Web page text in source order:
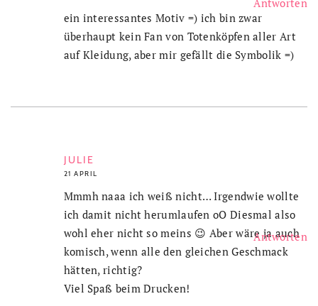
ein interessantes Motiv =) ich bin zwar
überhaupt kein Fan von Totenköpfen aller Art
auf Kleidung, aber mir gefällt die Symbolik =)
JULIE
21 APRIL
Antworten
Mmmh naaa ich weiß nicht… Irgendwie wollte
ich damit nicht herumlaufen oO Diesmal also
wohl eher nicht so meins 😉 Aber wäre ja auch
komisch, wenn alle den gleichen Geschmack
hätten, richtig?
Viel Spaß beim Drucken!
Antworten